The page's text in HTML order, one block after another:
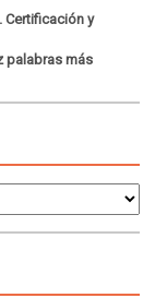
Certificación y
palabras más